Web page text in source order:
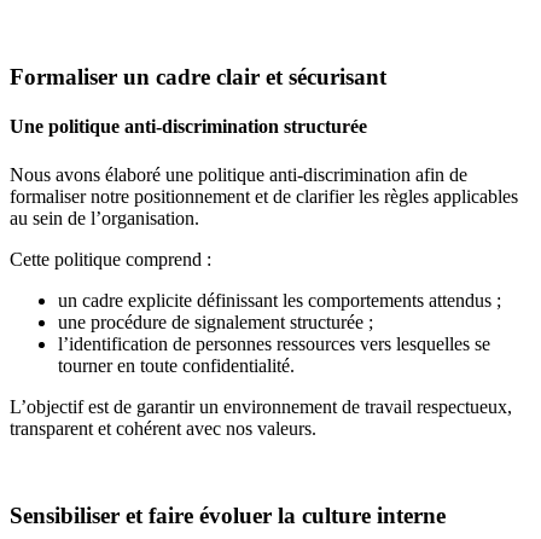
Formaliser un cadre clair et sécurisant
Une politique anti-discrimination structurée
Nous avons élaboré une politique anti-discrimination afin de
formaliser notre positionnement et de clarifier les règles applicables
au sein de l’organisation.
Cette politique comprend :
un cadre explicite définissant les comportements attendus ;
une procédure de signalement structurée ;
l’identification de personnes ressources vers lesquelles se
tourner en toute confidentialité.
L’objectif est de garantir un environnement de travail respectueux,
transparent et cohérent avec nos valeurs.
Sensibiliser et faire évoluer la culture interne